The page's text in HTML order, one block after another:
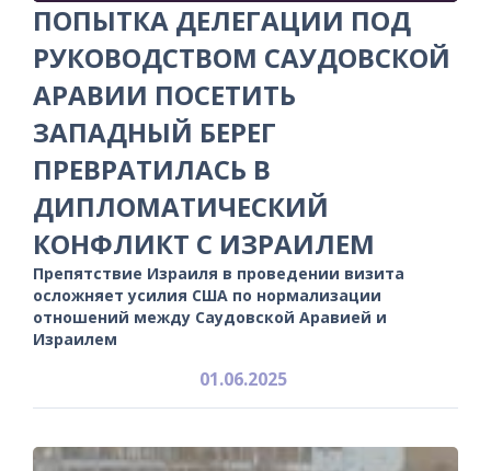
ПОПЫТКА ДЕЛЕГАЦИИ ПОД
РУКОВОДСТВОМ САУДОВСКОЙ
АРАВИИ ПОСЕТИТЬ
ЗАПАДНЫЙ БЕРЕГ
ПРЕВРАТИЛАСЬ В
ДИПЛОМАТИЧЕСКИЙ
КОНФЛИКТ С ИЗРАИЛЕМ
Препятствие Израиля в проведении визита
осложняет усилия США по нормализации
отношений между Саудовской Аравией и
Израилем
01.06.2025